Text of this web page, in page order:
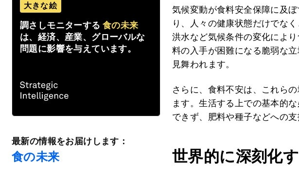
大きな絵
調さしモニターする 食の未来
は、経済、産業、グローバルな
問題に影響を与えています。
最新の情報をお届けします：
食の未来
気候変動が食料安全保障に及
り、人々の健康状態だけでな
洪水など気候条件の変化によ
料の入手が困難になる脆弱な
見舞われます。
さらに、食料不安は、これら
ます。生活する上での基本的
できず、肥料や種子などへの
世界的に深刻化